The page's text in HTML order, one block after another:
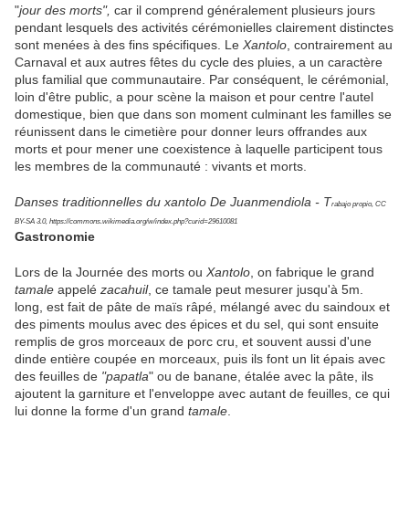
"jour des morts", car il comprend généralement plusieurs jours
pendant lesquels des activités cérémonielles clairement distinctes
sont menées à des fins spécifiques. Le Xantolo , contrairement au
Carnaval et aux autres fêtes du cycle des pluies, a un caractère
plus familial que communautaire. Par conséquent, le cérémonial,
loin d'être public, a pour scène la maison et pour centre l'autel
domestique, bien que dans son moment culminant les familles se
réunissent dans le cimetière pour donner leurs offrandes aux
morts et pour mener une coexistence à laquelle participent tous
les membres de la communauté : vivants et morts.
Danses traditionnelles du xantolo De Juanmendiola - Trabajo propio, CC
BY-SA 3.0, https://commons.wikimedia.org/w/index.php?curid=29610081
Gastronomie
Lors de la Journée des morts ou Xantolo , on fabrique le grand
tamale appelé zacahuil, ce tamale peut mesurer jusqu'à 5m.
long, est fait de pâte de maïs râpé, mélangé avec du saindoux et
des piments moulus avec des épices et du sel, qui sont ensuite
remplis de gros morceaux de porc cru, et souvent aussi d'une
dinde entière coupée en morceaux, puis ils font un lit épais avec
des feuilles de "papatla" ou de banane, étalée avec la pâte, ils
ajoutent la garniture et l'enveloppe avec autant de feuilles, ce qui
lui donne la forme d'un grand tamale